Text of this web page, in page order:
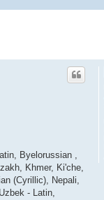
Byelorussian ,
Khmer, Ki'che,
(Cyrillic), Nepali,
- Latin,